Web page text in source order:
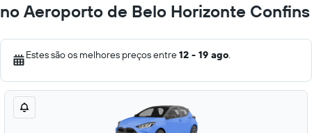
no Aeroporto de Belo Horizonte Confins
Estes são os melhores preços entre12 - 19 ago.